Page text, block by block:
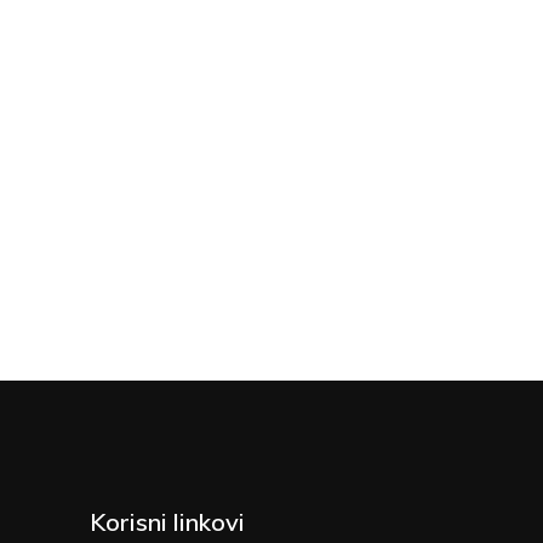
Korisni linkovi